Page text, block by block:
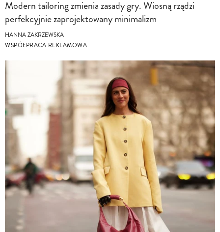
Modern tailoring zmienia zasady gry. Wiosną rządzi
perfekcyjnie zaprojektowany minimalizm
HANNA ZAKRZEWSKA
WSPÓŁPRACA REKLAMOWA